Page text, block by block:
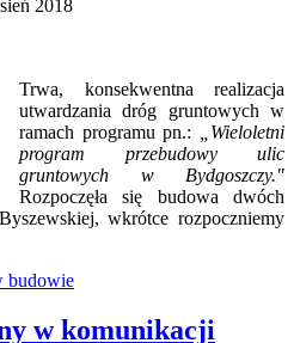
2018
Trwa, konsekwentna realizacja
utwardzania dróg gruntowych w
ramach programu pn.:
„Wieloletni
program przebudowy ulic
gruntowych w Bydgoszczy."
Rozpoczęła się budowa dwóch
wkrótce rozpoczniemy
budowie
w komunikacji